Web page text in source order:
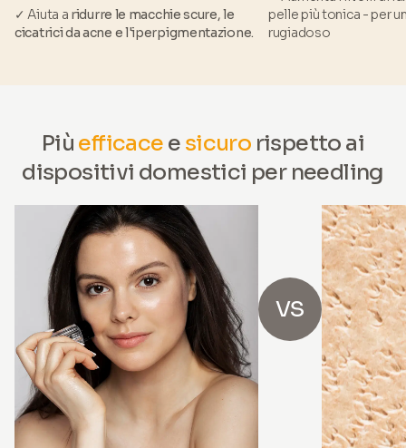
✓ Aiuta a ridurre le macchie scure, le
cicatrici da acne e l'iperpigmentazione.
pelle più tonica - per
rugiadoso
Più efficace e sicuro rispetto ai
dispositivi domestici per needling
VS